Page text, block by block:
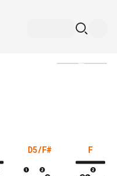
D5/F# F